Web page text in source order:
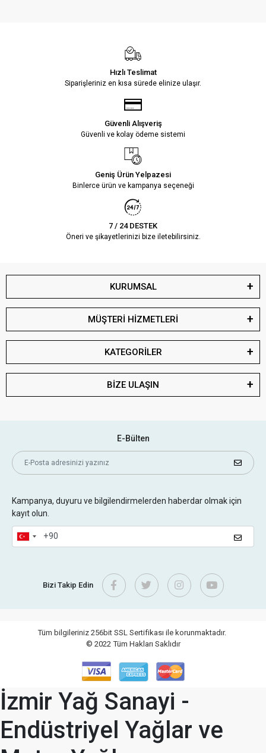
Hızlı Teslimat
Siparişleriniz en kısa sürede elinize ulaşır.
Güvenli Alışveriş
Güvenli ve kolay ödeme sistemi
Geniş Ürün Yelpazesi
Binlerce ürün ve kampanya seçeneği
7 / 24 DESTEK
Öneri ve şikayetlerinizi bize iletebilirsiniz.
KURUMSAL
MÜŞTERİ HİZMETLERİ
KATEGORİLER
BİZE ULAŞIN
E-Bülten
Kampanya, duyuru ve bilgilendirmelerden haberdar olmak için
kayıt olun.
Bizi Takip Edin
Tüm bilgileriniz 256bit SSL Sertifikası ile korunmaktadır.
© 2022 Tüm Hakları Saklıdır
İzmir Yağ Sanayi -
Endüstriyel Yağlar ve